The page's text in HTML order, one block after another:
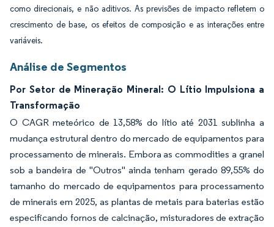
como direcionais, e não aditivos. As previsões de impacto refletem o
crescimento de base, os efeitos de composição e as interações entre
variáveis.
Análise de Segmentos
Por Setor de Mineração Mineral: O Lítio Impulsiona a
Transformação
O CAGR meteórico de 13,58% do lítio até 2031 sublinha a
mudança estrutural dentro do mercado de equipamentos para
processamento de minerais. Embora as commodities a granel
sob a bandeira de "Outros" ainda tenham gerado 89,55% do
tamanho do mercado de equipamentos para processamento
de minerais em 2025, as plantas de metais para baterias estão
especificando fornos de calcinação, misturadores de extração